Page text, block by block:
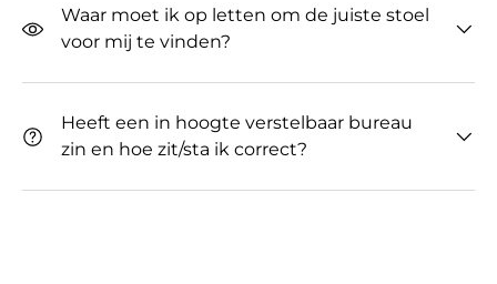
Waar moet ik op letten om de juiste stoel
voor mij te vinden?
Heeft een in hoogte verstelbaar bureau
zin ​​en hoe zit/sta ik correct?